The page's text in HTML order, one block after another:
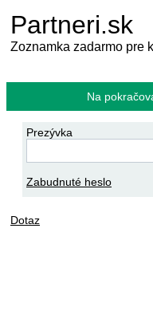
Partneri.sk
Zoznamka zadarmo pre
Na
Prezývka
Zabudnuté heslo
Dotaz